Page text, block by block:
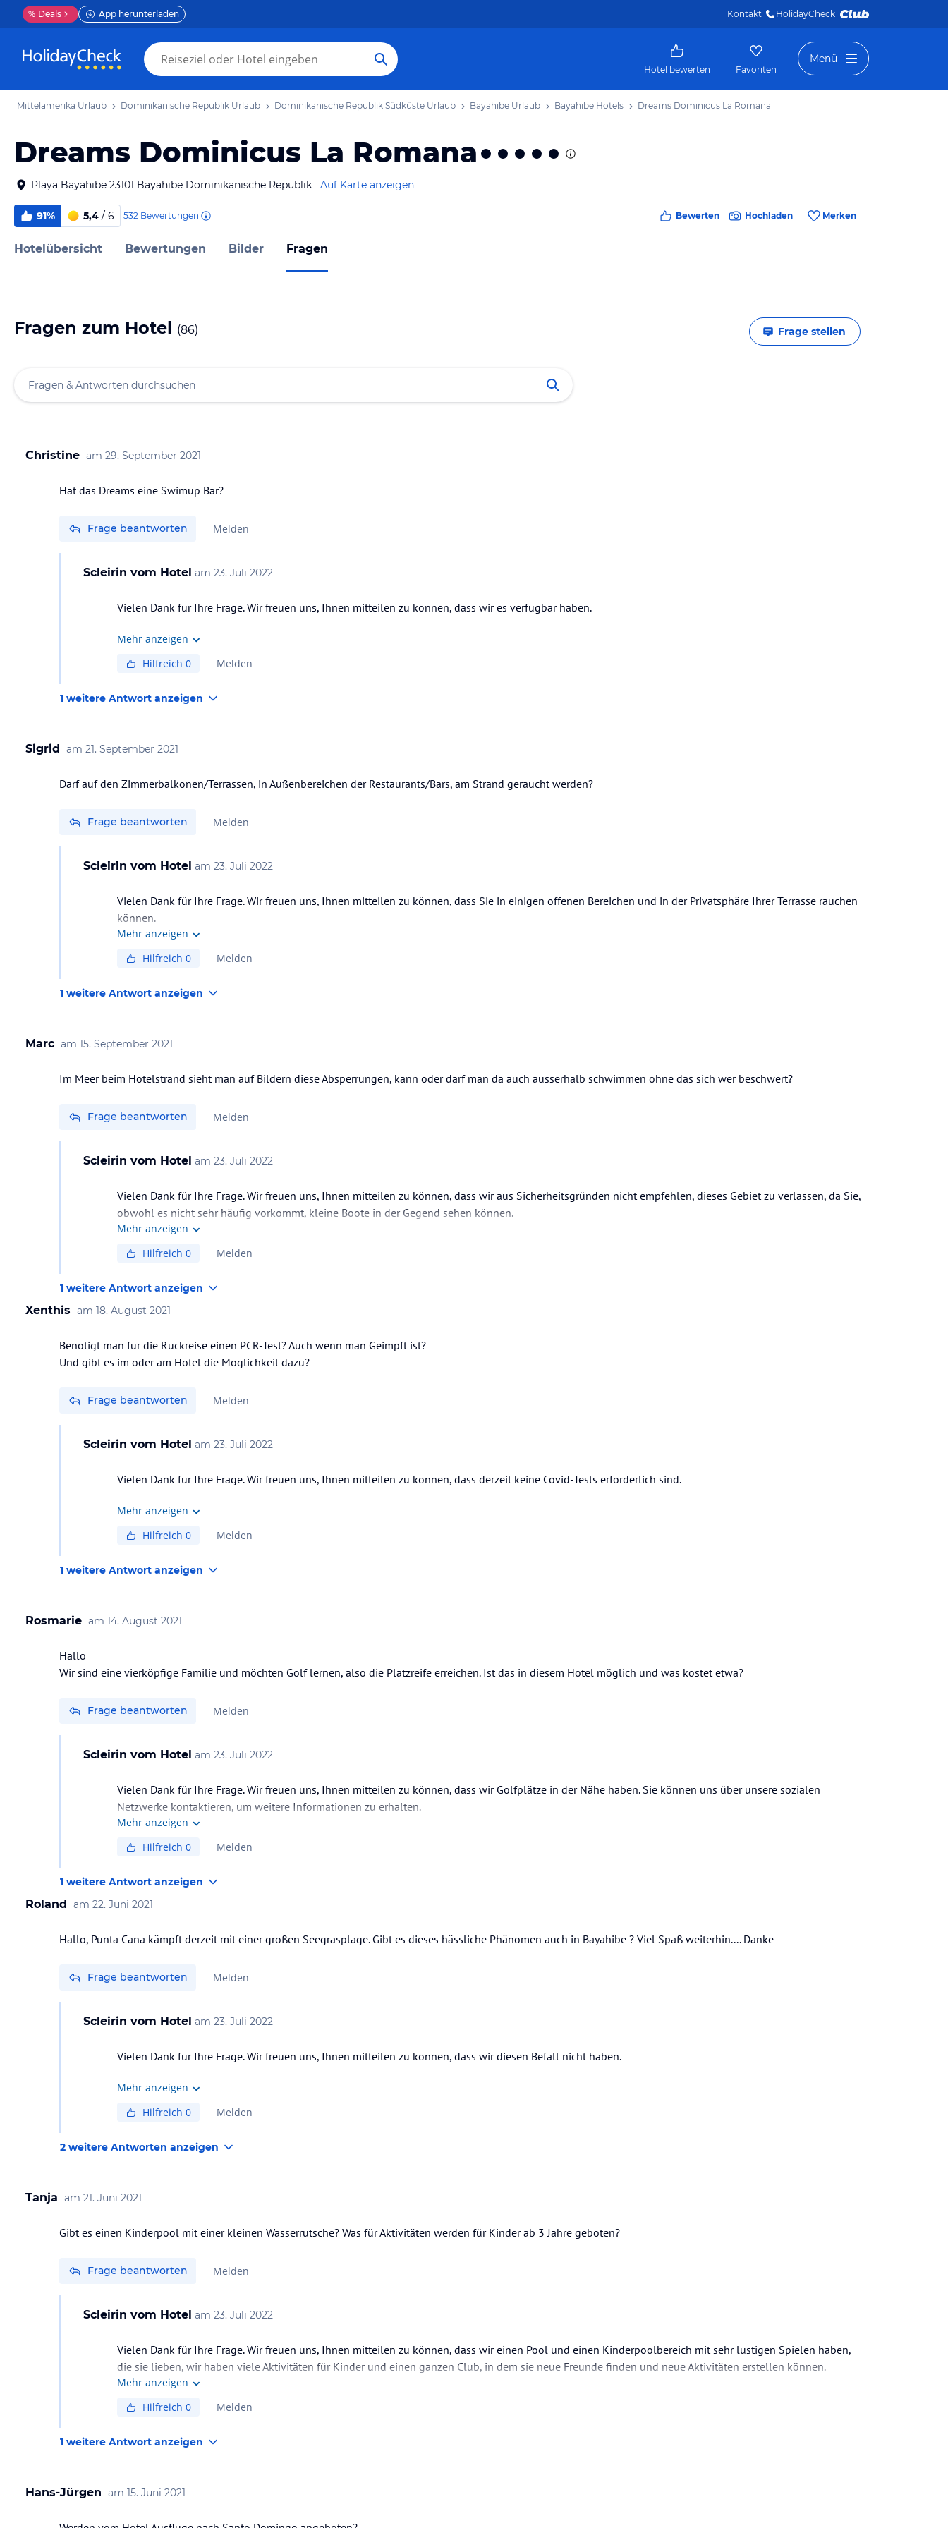
% Deals App herunterladen Kontakt HolidayCheck
Hotel bewerten Favoriten
Menü
Mittelamerika Urlaub Dominikanische Republik Urlaub Dominikanische Republik Südküste Urlaub Bayahibe Urlaub Bayahibe Hotels Dreams Dominicus La Romana
Dreams Dominicus La Romana
Playa Bayahibe 23101 Bayahibe Dominikanische Republik Auf Karte anzeigen
91% 5,4 / 6 532 Bewertungen Bewerten Hochladen Merken
Hotelübersicht Bewertungen Bilder Fragen
Fragen zum Hotel (86) Frage stellen
Christine am 29. September 2021
Hat das Dreams eine Swimup Bar?
Frage beantworten Melden
Scleirin vom Hotel am 23. Juli 2022
Vielen Dank für Ihre Frage. Wir freuen uns, Ihnen mitteilen zu können, dass wir es verfügbar haben.
Mehr anzeigen
Hilfreich 0 Melden
1 weitere Antwort anzeigen
Sigrid am 21. September 2021
Darf auf den Zimmerbalkonen/Terrassen, in Außenbereichen der Restaurants/Bars, am Strand geraucht werden?
Frage beantworten Melden
Scleirin vom Hotel am 23. Juli 2022
Vielen Dank für Ihre Frage. Wir freuen uns, Ihnen mitteilen zu können, dass Sie in einigen offenen Bereichen und in der Privatsphäre Ihrer Terrasse rauchen
können.
Mehr anzeigen
Hilfreich 0 Melden
1 weitere Antwort anzeigen
Marc am 15. September 2021
Im Meer beim Hotelstrand sieht man auf Bildern diese Absperrungen, kann oder darf man da auch ausserhalb schwimmen ohne das sich wer beschwert?
Frage beantworten Melden
Scleirin vom Hotel am 23. Juli 2022
Vielen Dank für Ihre Frage. Wir freuen uns, Ihnen mitteilen zu können, dass wir aus Sicherheitsgründen nicht empfehlen, dieses Gebiet zu verlassen, da Sie,
obwohl es nicht sehr häufig vorkommt, kleine Boote in der Gegend sehen können.
Mehr anzeigen
Hilfreich 0 Melden
1 weitere Antwort anzeigen
Xenthis am 18. August 2021
Benötigt man für die Rückreise einen PCR-Test? Auch wenn man Geimpft ist?
Und gibt es im oder am Hotel die Möglichkeit dazu?
Frage beantworten Melden
Scleirin vom Hotel am 23. Juli 2022
Vielen Dank für Ihre Frage. Wir freuen uns, Ihnen mitteilen zu können, dass derzeit keine Covid-Tests erforderlich sind.
Mehr anzeigen
Hilfreich 0 Melden
1 weitere Antwort anzeigen
Rosmarie am 14. August 2021
Hallo
Wir sind eine vierköpfige Familie und möchten Golf lernen, also die Platzreife erreichen. Ist das in diesem Hotel möglich und was kostet etwa?
Frage beantworten Melden
Scleirin vom Hotel am 23. Juli 2022
Vielen Dank für Ihre Frage. Wir freuen uns, Ihnen mitteilen zu können, dass wir Golfplätze in der Nähe haben. Sie können uns über unsere sozialen
Netzwerke kontaktieren, um weitere Informationen zu erhalten.
Mehr anzeigen
Hilfreich 0 Melden
1 weitere Antwort anzeigen
Roland am 22. Juni 2021
Hallo, Punta Cana kämpft derzeit mit einer großen Seegrasplage. Gibt es dieses hässliche Phänomen auch in Bayahibe ? Viel Spaß weiterhin.... Danke
Frage beantworten Melden
Scleirin vom Hotel am 23. Juli 2022
Vielen Dank für Ihre Frage. Wir freuen uns, Ihnen mitteilen zu können, dass wir diesen Befall nicht haben.
Mehr anzeigen
Hilfreich 0 Melden
2 weitere Antworten anzeigen
Tanja am 21. Juni 2021
Gibt es einen Kinderpool mit einer kleinen Wasserrutsche? Was für Aktivitäten werden für Kinder ab 3 Jahre geboten?
Frage beantworten Melden
Scleirin vom Hotel am 23. Juli 2022
Vielen Dank für Ihre Frage. Wir freuen uns, Ihnen mitteilen zu können, dass wir einen Pool und einen Kinderpoolbereich mit sehr lustigen Spielen haben,
die sie lieben, wir haben viele Aktivitäten für Kinder und einen ganzen Club, in dem sie neue Freunde finden und neue Aktivitäten erstellen können.
Mehr anzeigen
Hilfreich 0 Melden
1 weitere Antwort anzeigen
Hans-Jürgen am 15. Juni 2021